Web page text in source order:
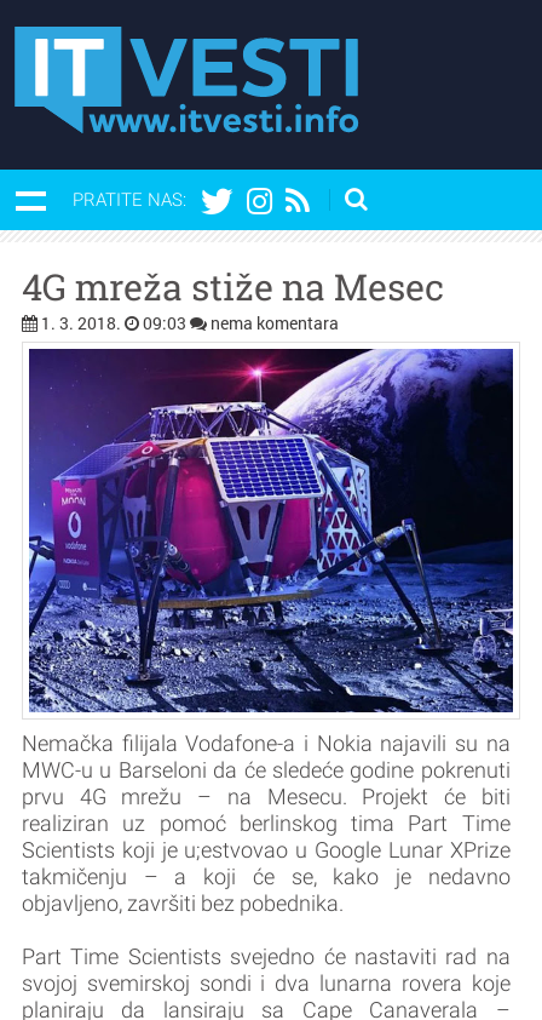
PRATITE NAS:
4G mreža stiže na Mesec
1. 3. 2018. 09:03 nema komentara
Nemačka filijala Vodafone-a i Nokia najavili su na
MWC-u u Barseloni da će sledeće godine pokrenuti
prvu 4G mrežu – na Mesecu. Projekt će biti
realiziran uz pomoć berlinskog tima Part Time
Scientists koji je u;estvovao u Google Lunar XPrize
takmičenju – a koji će se, kako je nedavno
objavljeno, završiti bez pobednika.
Part Time Scientists svejedno će nastaviti rad na
svojoj svemirskoj sondi i dva lunarna rovera koje
planiraju da lansiraju sa Cape Canaverala –